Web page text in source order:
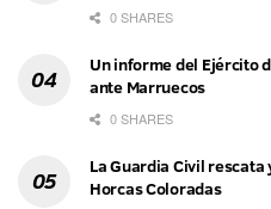
0 SHARES
Un informe del Ejército
ante Marruecos
0 SHARES
La Guardia Civil
Horcas Coloradas